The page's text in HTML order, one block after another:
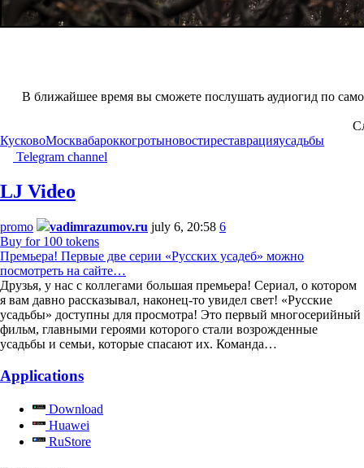
В ближайшее время вы сможете послушать аудиогид по
КусковоМосквабароккогротыновостиреставрацияусадьбы
Telegram channel
LJ Video
promo vadimrazumov.ru july 6, 20:58 6
Buy for 100 tokens
Премьера! Первые две серии «Русских усадеб» можно
посмотреть на сайте…
Друзья, у нас с коллегами большая премьера! Сериал, о котором
я вам давно рассказывал, наконец-то увидел свет! «Русские
усадьбы» доступны для просмотра! Это первый многосерийный
фильм, главными героями которого стали возрожденные
усадьбы и семьи, которые спасают их. Команда…
Applications
Download
Huawei
RuStore